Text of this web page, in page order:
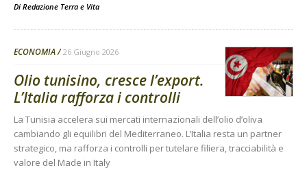
Di Redazione Terra e Vita
ECONOMIA 26 Giugno 2026
Olio tunisino, cresce l’export.
L’Italia rafforza i controlli
La Tunisia accelera sui mercati internazionali dell’olio d’oliva
cambiando gli equilibri del Mediterraneo. L’Italia resta un partner
strategico, ma rafforza i controlli per tutelare filiera, tracciabilità e
valore del Made in Italy